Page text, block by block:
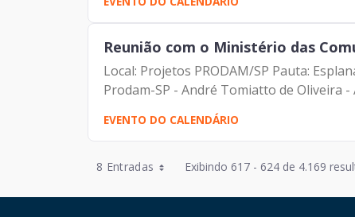
Reunião com o Ministério das
Local: Projetos PRODAM/SP Pauta:
Prodam-SP - André Tomiatto de Oliveira -
EVENTO DO CALENDÁRIO
8 Entradas
Entradas por PáginaExibindo 617 - 624 de 4.169